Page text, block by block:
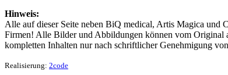
Hinweis:
Alle auf dieser Seite neben BiQ medical, Artis Magica und
Firmen! Alle Bilder und Abbildungen können vom Original
kompletten Inhalten nur nach schriftlicher Genehmigung
Realisierung: 2code